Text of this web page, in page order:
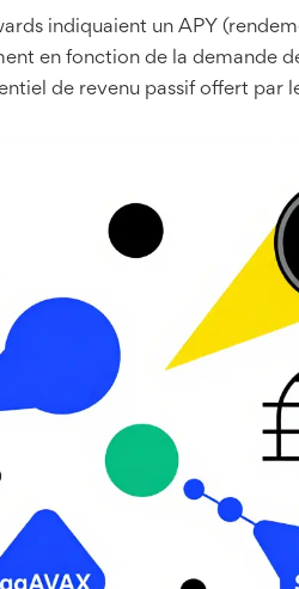
indiquaient un APY
en fonction de la demande
de revenu passif offert par